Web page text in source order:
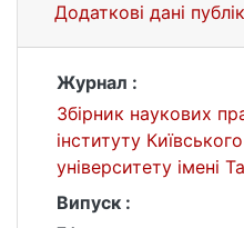
Додаткові дані
Журнал :
Збірник наукових
інституту
університету імені
Випуск :